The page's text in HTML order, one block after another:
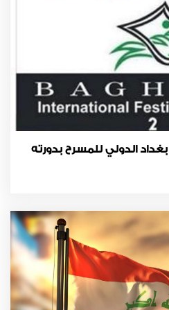
الدولي للمسرح بدورته